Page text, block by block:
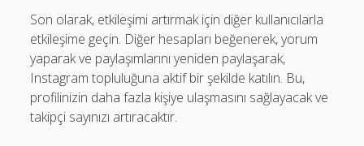
Son olarak, etkileşimi artırmak için diğer kullanıcılarla
etkileşime geçin. Diğer hesapları beğenerek, yorum
yaparak ve paylaşımlarını yeniden paylaşarak,
Instagram topluluğuna aktif bir şekilde katılın. Bu,
profilinizin daha fazla kişiye ulaşmasını sağlayacak ve
takipçi sayınızı artıracaktır.